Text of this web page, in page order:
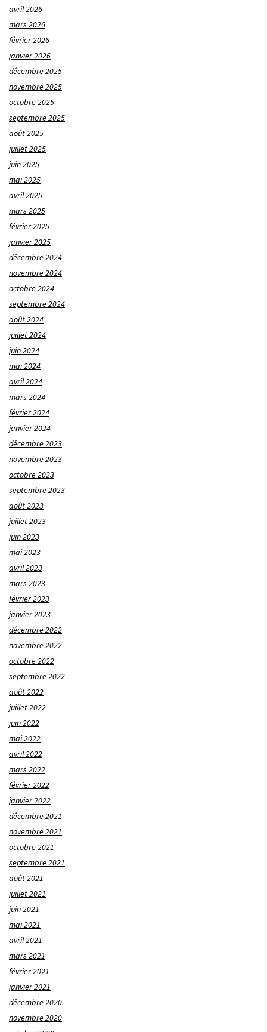
avril 2026
mars 2026
février 2026
janvier 2026
décembre 2025
novembre 2025
octobre 2025
septembre 2025
août 2025
juillet 2025
juin 2025
mai 2025
avril 2025
mars 2025
février 2025
janvier 2025
décembre 2024
novembre 2024
octobre 2024
septembre 2024
août 2024
juillet 2024
juin 2024
mai 2024
avril 2024
mars 2024
février 2024
janvier 2024
décembre 2023
novembre 2023
octobre 2023
septembre 2023
août 2023
juillet 2023
juin 2023
mai 2023
avril 2023
mars 2023
février 2023
janvier 2023
décembre 2022
novembre 2022
octobre 2022
septembre 2022
août 2022
juillet 2022
juin 2022
mai 2022
avril 2022
mars 2022
février 2022
janvier 2022
décembre 2021
novembre 2021
octobre 2021
septembre 2021
août 2021
juillet 2021
juin 2021
mai 2021
avril 2021
mars 2021
février 2021
janvier 2021
décembre 2020
novembre 2020